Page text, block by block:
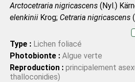
Arctocetraria nigricascens (Nyl.)
elenkinii Krog; Cetraria nigricascens
(Nyl.)
nigricascensvar.tominii
Platysma nigricascensNyl.
Type : Lichen foliacé
Photobionte : Algue verte
Reproduction : principalement
thalloconidies)